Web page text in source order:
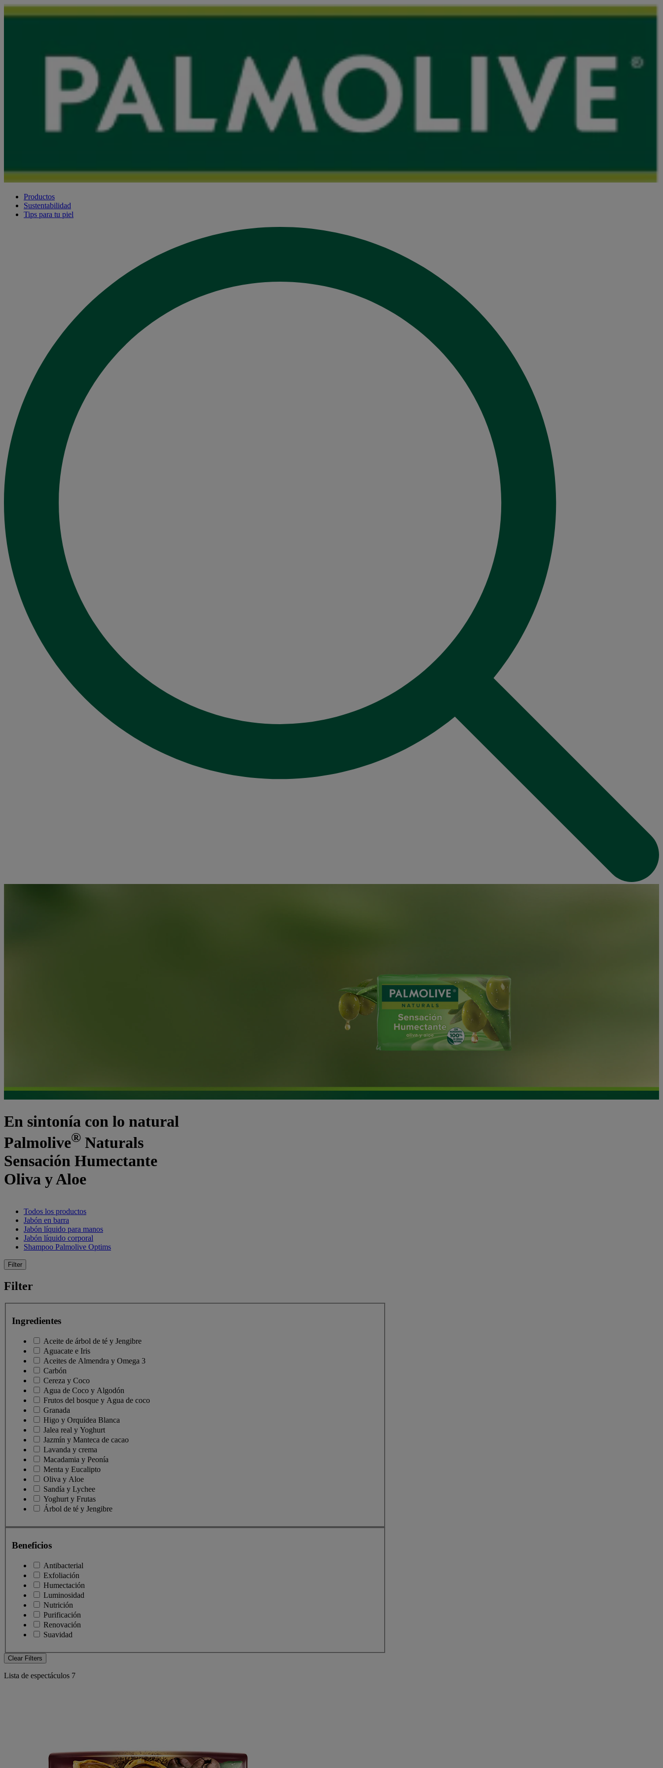
Productos
Sustentabilidad
Tips para tu piel
En sintonía con lo natural
Palmolive® Naturals
Sensación Humectante
Oliva y Aloe
Todos los productos
Jabón en barra
Jabón líquido para manos
Jabón líquido corporal
Shampoo Palmolive Optims
Filter
Filter
Ingredientes
Aceite de árbol de té y Jengibre
Aguacate e Iris
Aceites de Almendra y Omega 3
Carbón
Cereza y Coco
Agua de Coco y Algodón
Frutos del bosque y Agua de coco
Granada
Higo y Orquídea Blanca
Jalea real y Yoghurt
Jazmín y Manteca de cacao
Lavanda y crema
Macadamia y Peonía
Menta y Eucalipto
Oliva y Aloe
Sandía y Lychee
Yoghurt y Frutas
Árbol de té y Jengibre
Beneficios
Antibacterial
Exfoliación
Humectación
Luminosidad
Nutrición
Purificación
Renovación
Suavidad
Clear Filters
Lista de espectáculos 7